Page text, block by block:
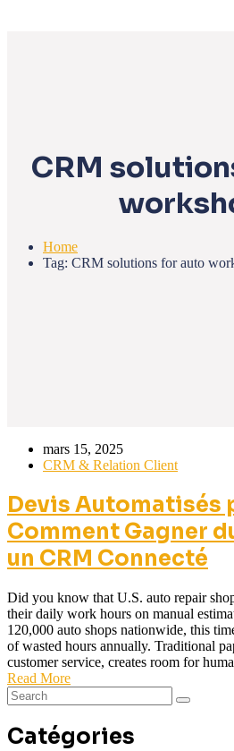
CRM
Home
Tag: CRM solutions for auto
mars 15, 2025
CRM & Relation Client
Devis Automatisés
Comment Gagner
un CRM Connecté
Did you know that U.S. auto repair
their daily work hours on manual
120,000 auto shops nationwide, this
of wasted hours annually. Traditional
customer service, creates room for
Read More
Catégories